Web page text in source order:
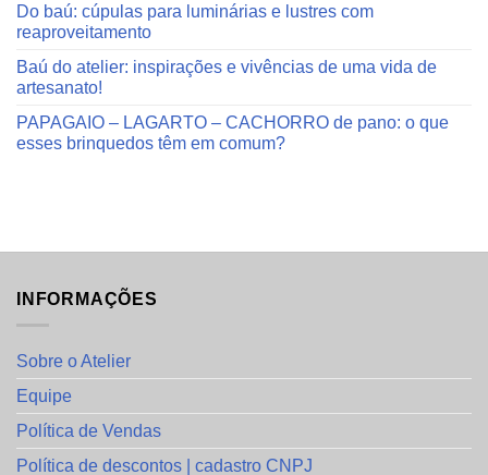
Do baú: cúpulas para luminárias e lustres com
reaproveitamento
Baú do atelier: inspirações e vivências de uma vida de
artesanato!
PAPAGAIO – LAGARTO – CACHORRO de pano: o que
esses brinquedos têm em comum?
INFORMAÇÕES
Sobre o Atelier
Equipe
Política de Vendas
Política de descontos | cadastro CNPJ